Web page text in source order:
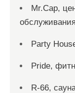
Mr.Cap,
Party
Pride,
R-66,